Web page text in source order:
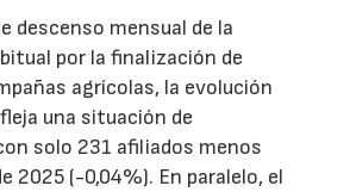
descenso mensual de la
por la finalización de
agrícolas, la evolución
una situación de
solo 231 afiliados menos
2025 (-0,04%). En paralelo, el